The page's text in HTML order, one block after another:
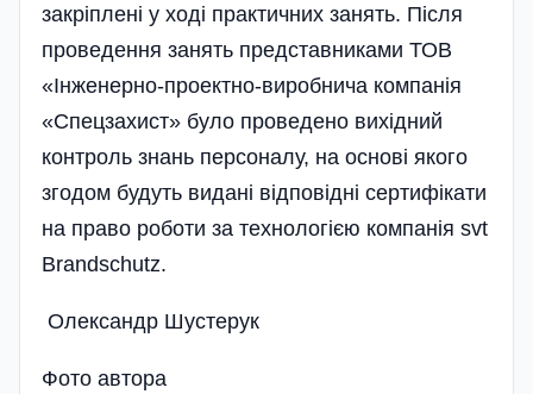
закріплені у ході практичних занять. Після
проведення занять представниками ТОВ
«Інженерно-проектно-виробнича компанія
«Спецзахист» було проведено вихідний
контроль знань персоналу, на основі якого
згодом будуть видані відповідні сертифікати
на право роботи за технологією компанія svt
Brandschutz.
Олександр Шустерук
Фото автора